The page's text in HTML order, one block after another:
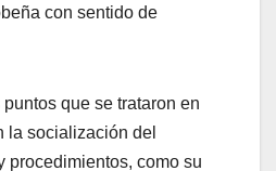
con sentido de
que se trataron en
la socialización del
procedimientos, como su